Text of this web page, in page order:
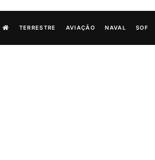
TERRESTRE AVIAÇÃO NAVAL SOF